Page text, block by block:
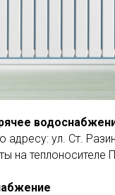
адресу: ул. Ст.
на теплоносителе